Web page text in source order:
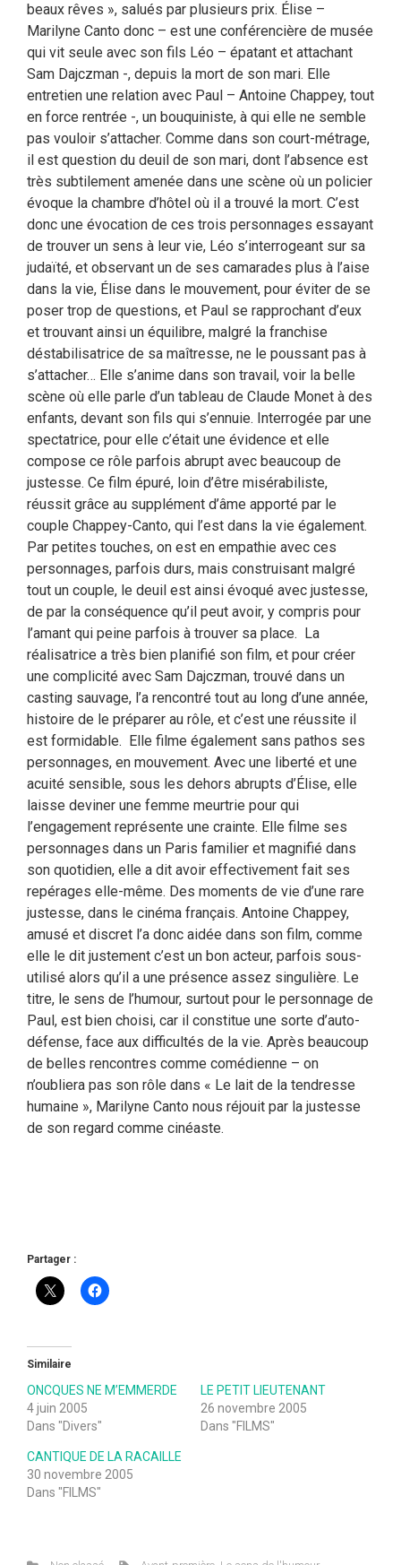
beaux rêves », salués par plusieurs prix. Élise –
Marilyne Canto donc – est une conférencière de musée
qui vit seule avec son fils Léo – épatant et attachant
Sam Dajczman -, depuis la mort de son mari. Elle
entretien une relation avec Paul – Antoine Chappey, tout
en force rentrée -, un bouquiniste, à qui elle ne semble
pas vouloir s’attacher. Comme dans son court-métrage,
il est question du deuil de son mari, dont l’absence est
très subtilement amenée dans une scène où un policier
évoque la chambre d’hôtel où il a trouvé la mort. C’est
donc une évocation de ces trois personnages essayant
de trouver un sens à leur vie, Léo s’interrogeant sur sa
judaïté, et observant un de ses camarades plus à l’aise
dans la vie, Élise dans le mouvement, pour éviter de se
poser trop de questions, et Paul se rapprochant d’eux
et trouvant ainsi un équilibre, malgré la franchise
déstabilisatrice de sa maîtresse, ne le poussant pas à
s’attacher… Elle s’anime dans son travail, voir la belle
scène où elle parle d’un tableau de Claude Monet à des
enfants, devant son fils qui s’ennuie. Interrogée par une
spectatrice, pour elle c’était une évidence et elle
compose ce rôle parfois abrupt avec beaucoup de
justesse. Ce film épuré, loin d’être misérabiliste,
réussit grâce au supplément d’âme apporté par le
couple Chappey-Canto, qui l’est dans la vie également.
Par petites touches, on est en empathie avec ces
personnages, parfois durs, mais construisant malgré
tout un couple, le deuil est ainsi évoqué avec justesse,
de par la conséquence qu’il peut avoir, y compris pour
l’amant qui peine parfois à trouver sa place. La
réalisatrice a très bien planifié son film, et pour créer
une complicité avec Sam Dajczman, trouvé dans un
casting sauvage, l’a rencontré tout au long d’une année,
histoire de le préparer au rôle, et c’est une réussite il
est formidable. Elle filme également sans pathos ses
personnages, en mouvement. Avec une liberté et une
acuité sensible, sous les dehors abrupts d’Élise, elle
laisse deviner une femme meurtrie pour qui
l’engagement représente une crainte. Elle filme ses
personnages dans un Paris familier et magnifié dans
son quotidien, elle a dit avoir effectivement fait ses
repérages elle-même. Des moments de vie d’une rare
justesse, dans le cinéma français. Antoine Chappey,
amusé et discret l’a donc aidée dans son film, comme
elle le dit justement c’est un bon acteur, parfois sous-
utilisé alors qu’il a une présence assez singulière. Le
titre, le sens de l’humour, surtout pour le personnage de
Paul, est bien choisi, car il constitue une sorte d’auto-
défense, face aux difficultés de la vie. Après beaucoup
de belles rencontres comme comédienne – on
n’oubliera pas son rôle dans « Le lait de la tendresse
humaine », Marilyne Canto nous réjouit par la justesse
de son regard comme cinéaste.
Partager :
Similaire
ONCQUES NE M’EMMERDE
4 juin 2005
Dans "Divers"
LE PETIT LIEUTENANT
26 novembre 2005
Dans "FILMS"
CANTIQUE DE LA RACAILLE
30 novembre 2005
Dans "FILMS"